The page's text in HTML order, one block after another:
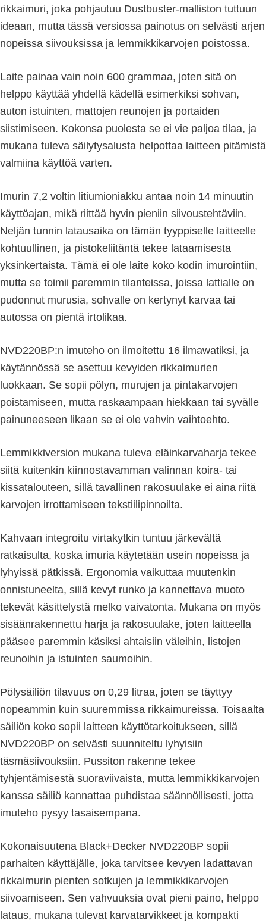
rikkaimuri, joka pohjautuu Dustbuster-malliston tuttuun
ideaan, mutta tässä versiossa painotus on selvästi arjen
nopeissa siivouksissa ja lemmikkikarvojen poistossa.
Laite painaa vain noin 600 grammaa, joten sitä on
helppo käyttää yhdellä kädellä esimerkiksi sohvan,
auton istuinten, mattojen reunojen ja portaiden
siistimiseen. Kokonsa puolesta se ei vie paljoa tilaa, ja
mukana tuleva säilytysalusta helpottaa laitteen pitämistä
valmiina käyttöä varten.
Imurin 7,2 voltin litiumioniakku antaa noin 14 minuutin
käyttöajan, mikä riittää hyvin pieniin siivoustehtäviin.
Neljän tunnin latausaika on tämän tyyppiselle laitteelle
kohtuullinen, ja pistokeliitäntä tekee lataamisesta
yksinkertaista. Tämä ei ole laite koko kodin imurointiin,
mutta se toimii paremmin tilanteissa, joissa lattialle on
pudonnut murusia, sohvalle on kertynyt karvaa tai
autossa on pientä irtolikaa.
NVD220BP:n imuteho on ilmoitettu 16 ilmawatiksi, ja
käytännössä se asettuu kevyiden rikkaimurien
luokkaan. Se sopii pölyn, murujen ja pintakarvojen
poistamiseen, mutta raskaampaan hiekkaan tai syvälle
painuneeseen likaan se ei ole vahvin vaihtoehto.
Lemmikkiversion mukana tuleva eläinkarvaharja tekee
siitä kuitenkin kiinnostavamman valinnan koira- tai
kissatalouteen, sillä tavallinen rakosuulake ei aina riitä
karvojen irrottamiseen tekstiilipinnoilta.
Kahvaan integroitu virtakytkin tuntuu järkevältä
ratkaisulta, koska imuria käytetään usein nopeissa ja
lyhyissä pätkissä. Ergonomia vaikuttaa muutenkin
onnistuneelta, sillä kevyt runko ja kannettava muoto
tekevät käsittelystä melko vaivatonta. Mukana on myös
sisäänrakennettu harja ja rakosuulake, joten laitteella
pääsee paremmin käsiksi ahtaisiin väleihin, listojen
reunoihin ja istuinten saumoihin.
Pölysäiliön tilavuus on 0,29 litraa, joten se täyttyy
nopeammin kuin suuremmissa rikkaimureissa. Toisaalta
säiliön koko sopii laitteen käyttötarkoitukseen, sillä
NVD220BP on selvästi suunniteltu lyhyisiin
täsmäsiivouksiin. Pussiton rakenne tekee
tyhjentämisestä suoraviivaista, mutta lemmikkikarvojen
kanssa säiliö kannattaa puhdistaa säännöllisesti, jotta
imuteho pysyy tasaisempana.
Kokonaisuutena Black+Decker NVD220BP sopii
parhaiten käyttäjälle, joka tarvitsee kevyen ladattavan
rikkaimurin pienten sotkujen ja lemmikkikarvojen
siivoamiseen. Sen vahvuuksia ovat pieni paino, helppo
lataus, mukana tulevat karvatarvikkeet ja kompakti